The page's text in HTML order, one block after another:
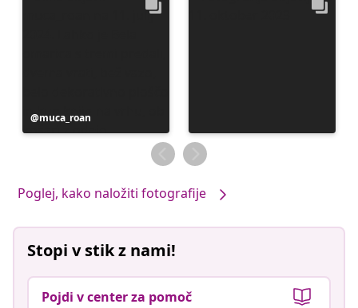
Objavo
je
muca_roan
Poglej, kako naložiti fotografije
Stopi v stik z nami!
Pojdi v center za pomoč